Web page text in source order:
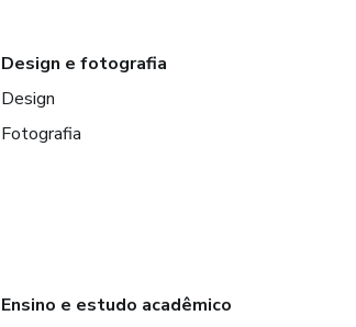
Design e fotografia
Design
Fotografia
Ensino e estudo acadêmico